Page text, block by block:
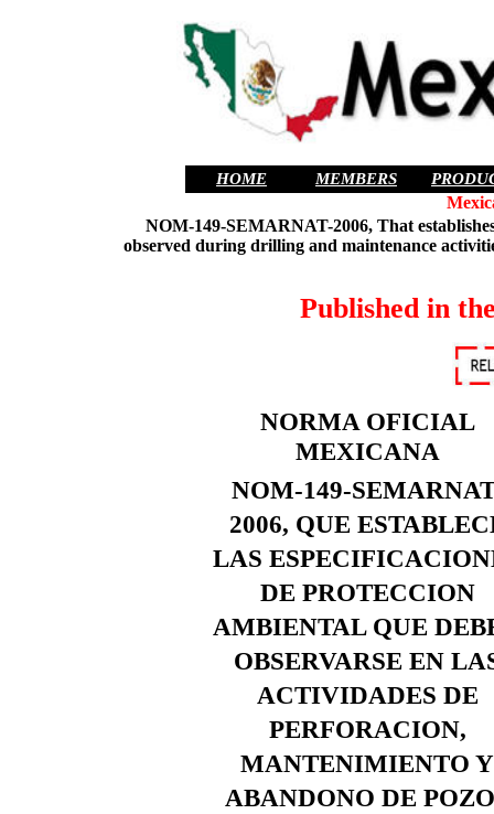
HOME MEMBERS
NOM-149-SEMARNAT-2006, That
observed during drilling and maintenance
Published in
NORMA OFICIAL
MEXICANA
NOM-149-
2006, QUE
LAS
DE PROTECCION
AMBIENTAL QUE
OBSERVARSE EN
ACTIVIDADES DE
PERFORACION,
MANTENIMIENTO Y
ABANDONO DE